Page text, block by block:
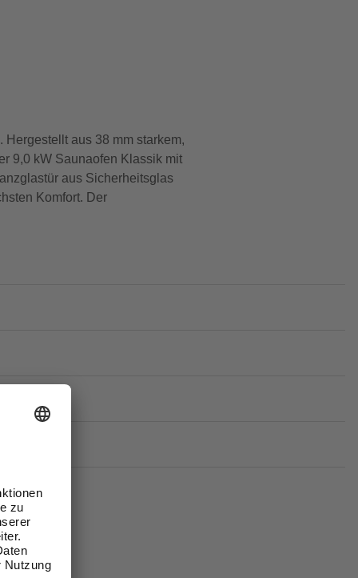
aus 38 mm starkem,
9,0 kW Saunaofen Klassik mit
aus Sicherheitsglas
Komfort. Der